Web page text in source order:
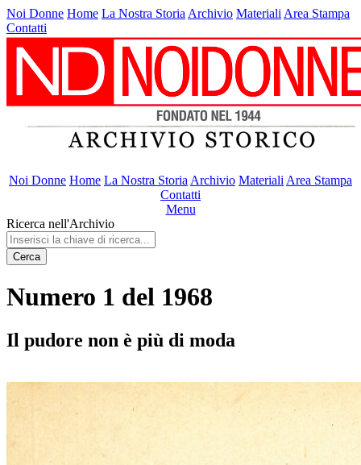
Noi Donne Home La Nostra Storia Archivio Materiali Area Stampa
Contatti
Noi Donne Home La Nostra Storia Archivio Materiali Area Stampa
Contatti
Menu
Ricerca nell'Archivio
Cerca
Numero 1 del 1968
Il pudore non è più di moda